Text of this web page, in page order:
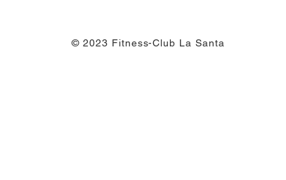
© 2023 Fitness-Club La Santa